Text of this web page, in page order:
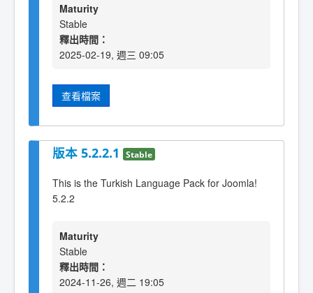
Maturity
Stable
釋出時間：
2025-02-19, 週三 09:05
查看檔案
版本 5.2.2.1 Stable
This is the Turkish Language Pack for Joomla!
5.2.2
Maturity
Stable
釋出時間：
2024-11-26, 週二 19:05